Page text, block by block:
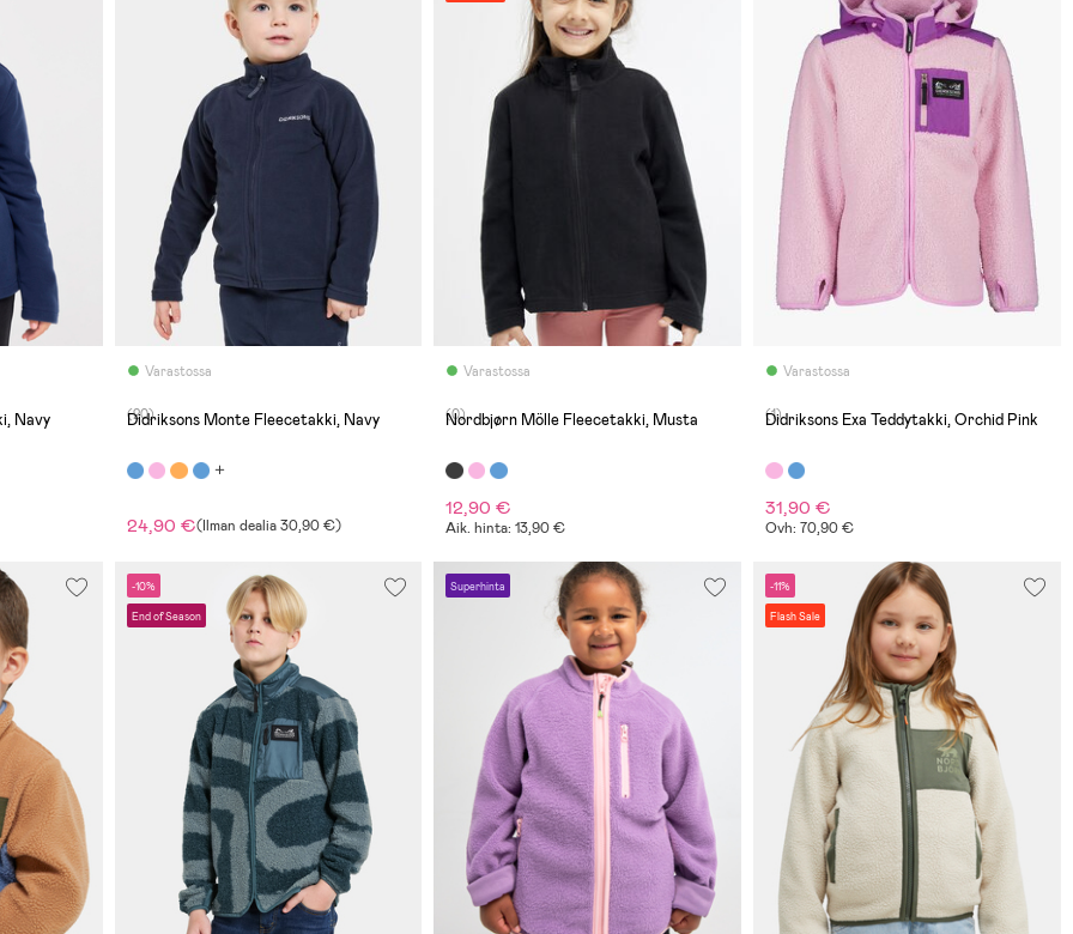
Navy
Varastossa
(20)
Didriksons Monte Fleecetakki, Navy
24,90 €(Ilman dealia 30,90 €)
Varastossa
(0)
Nordbjørn Mölle Fleecetakki, Musta
12,90 €
Aik. hinta: 13,90 €
Varastossa
(1)
Didriksons Exa Teddytakki, Orchid Pink
31,90 €
Ovh: 70,90 €
-10%
End of Season
Superhinta -11%
Flash Sale